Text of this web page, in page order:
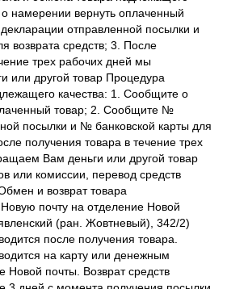
намерении вернуть оплаченный
отправленной посылки и
возврата средств; 3. После
трех рабочих дней мы
или другой товар Процедура
качества: 1. Сообщите о
товар; 2. Сообщите №
посылки и № банковской карты для
получения товара в течение трех
Вам деньги или другой товар
или комиссии, перевод средств
и возврат товара
почту на отделение Новой
(ран. Жовтневый), 342/2)
после получения товара.
на карту или денежным
Новой почты. Возврат средств